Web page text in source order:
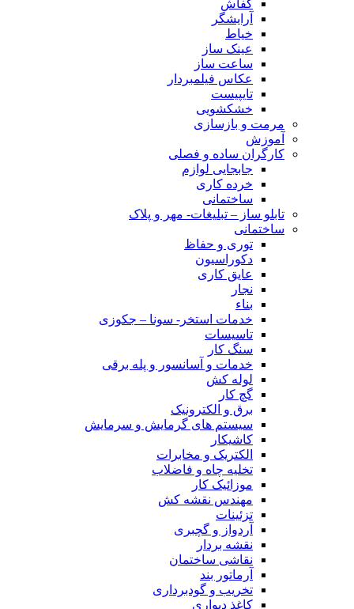
کفاش
آرایشگر
خیاط
عینک ساز
ساعت ساز
عکاس فیلمبردار
تایپیست
خشکشویی
مرمت و بازسازی
آموزش
کارگران ساده و فصلی
جابجایی لوازم
خرده کاری
ساختمانی
تابلو ساز – تبلیغات- مهر و پلاک
ساختمانی
توری و حفاظ
دکوراسیون
عایق کاری
نجار
بناء
خدمات استخر- سونا – جکوزی
تاسیسات
سنگ کار
خدمات و آسانسور و پله برقی
لوله کش
گچ کار
برق و الکترونیک
سیستم های گرمایش و سرمایش
کاشیکار
الکتریک و مخابرات
تخلیه چاه و فاضلاب
موزائیک کار
مهندس نقشه کش
تزئینات
آردواز و گچبری
نقشه بردار
نقاشی ساختمان
آرماتور بند
تخریب و گودبرداری
کاغذ دیواری